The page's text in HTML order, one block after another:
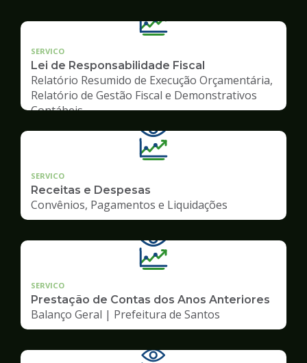
SERVICO
Lei de Responsabilidade Fiscal
Relatório Resumido de Execução Orçamentária,
Relatório de Gestão Fiscal e Demonstrativos
Contábeis
SERVICO
Receitas e Despesas
Convênios, Pagamentos e Liquidações
SERVICO
Prestação de Contas dos Anos Anteriores
Balanço Geral | Prefeitura de Santos